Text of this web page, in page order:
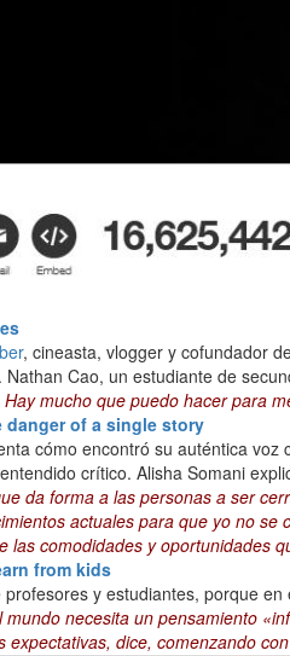
, cineasta, vlogger y cofundador
. Nathan Cao, un estudiante de
mucho que puedo hacer para
danger of a single story
cómo encontró su auténtica
crítico. Alisha Somani
da forma a las personas a ser
actuales para que yo no
las comodidades y oportunidades
from kids
y estudiantes, porque
mundo necesita un pensamiento
dice, comenzando